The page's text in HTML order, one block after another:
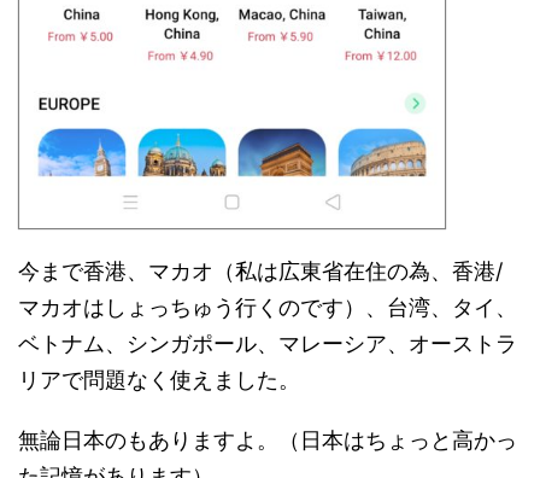
今まで香港、マカオ（私は広東省在住の為、香港/
マカオはしょっちゅう行くのです）、台湾、タイ、
ベトナム、シンガポール、マレーシア、オーストラ
リアで問題なく使えました。
無論日本のもありますよ。（日本はちょっと高かっ